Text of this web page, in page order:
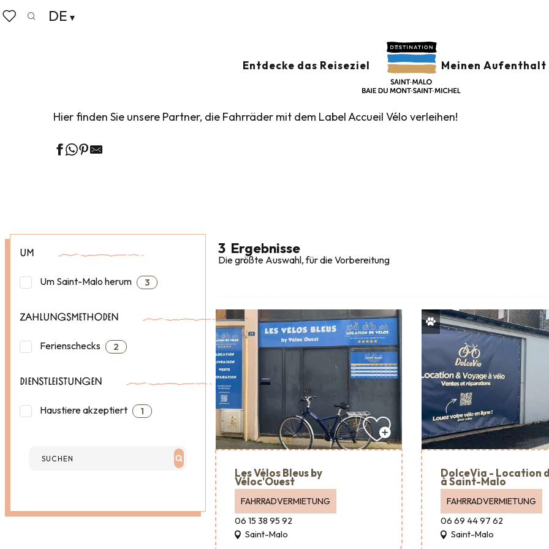
Aller
au
DE
Entdecke das Reiseziel Meinen
Startseite
DIE FAHRRADVERLEIHER – ACCUEIL
Hier finden Sie unsere Partner, die Fahrräder mit dem Label Accueil Vélo verleihen!
UM
Um Saint-Malo herum 3
ZAHLUNGSMETHODEN
Ferienschecks 2
DIENSTLEISTUNGEN
Haustiere akzeptiert 1
3 Ergebnisse
Die größte Auswahl, für die Vorbereitung
Les Vélos Bleus by
Véloc'Ouest
FAHRRADVERMIETUNG
06 15 38 95 92
Saint-Malo
DolceVia - Location
à Saint-Malo
FAHRRADVERMIETUNG
06 69 44 97 62
Saint-Malo